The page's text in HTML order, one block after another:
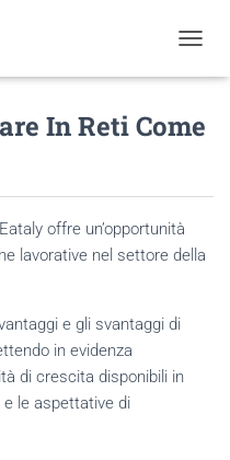
O
L
A
G
In Reti Come
offre un’opportunità
lavorative nel settore della
e gli svantaggi di
in evidenza
di crescita disponibili in
le aspettative di